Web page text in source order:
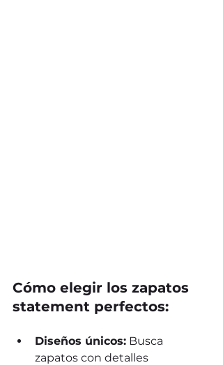
Cómo elegir los zapatos
statement perfectos:
Diseños únicos: Busca
zapatos con detalles